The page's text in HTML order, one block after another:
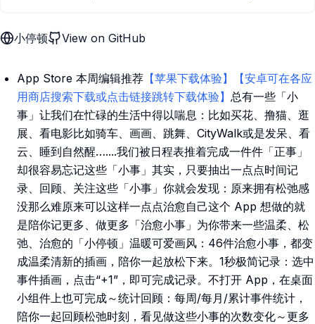
小停顿 View on GitHub
App Store 本周编辑推荐 【苹果下载体验】
【安卓可在各应
用商店搜索下载或点击链接跳转下载体验】 总有一些「小
事」让我们在忙碌的生活中得以喘息：比如买花、撸猫、逛
展、看电影比如骑车、画画、跳舞、CityWalk或是发呆、看
云、睡到自然醒…....我们被日程表推着完成一件件「正事」
却很容易忘记这些「小事」其实，只要抽出一点点时间记
录、回顾、关注这些「小事」你就会发现：原来拥有松弛感
没那么难原来可以这样一点点治愈自己这个 App 想做的就
是陪你记更多、做更多「治愈小事」为你带来一些温柔、松
弛、治愈的「小停顿」温暖可爱画风：46件治愈小事，都变
成温柔清新的插画，陪你一起放松下来。1秒极简记录：选中
事件插画，点击“+1”，即可完成记录。不打开 App，在桌面
小组件上也可完成～统计回顾：每周/每月/累计事件统计，
陪你一起回顾松弛时刻，看见做这些小事的次数变化～更多